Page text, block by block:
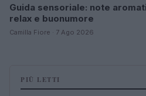
Guida sensoriale: note
relax e buonumore
Camilla Fiore · 7 Ago 2026
PIÙ LETTI